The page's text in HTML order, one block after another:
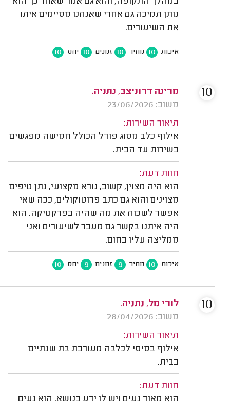
נותן תמיכה גם אחרי שאנחנו מסיימים איתו
את השיעורים.
איכות 10 מחיר 10 זמנים 10 יחס 10
מרינה דרוניצב, נתניה.
משוב: 23/06/2026
תיאור השירות:
אילוף כלב מסוג פודל הכולל חמישה מפגשים
בשירות עד הבית.
חוות דעת:
הוא היה מצוין, קשוב, נורא מקצועי, נתן טיפים
מצוינים והוא גם כתב פרוטוקולים, ככה שאי
אפשר לשכוח את מה שהיה בפרקטיקה. הוא
היה איתנו בקשר גם מעבר לשיעורים ואני
ממליצה עליו בחום.
איכות 10 מחיר 9 זמנים 9 יחס 10
10
לורי מל, נתניה.
משוב: 28/04/2026
תיאור השירות:
אילוף בסיסי לכלבה מעורבת בת שנתיים
בבית.
חוות דעת:
הוא מאוד נעים ויש לו ידע בנושא. הוא נעים
10